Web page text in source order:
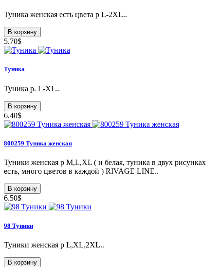
Туникa женская есть цвета р L-2XL..
В корзину
5.70$
Туника
Туника р. L-XL..
В корзину
6.40$
800259 Туникa женская
Туники женская p M,L,XL ( и белая, туника в двух рисунках
есть, много цветов в каждой ) RIVAGE LINE..
В корзину
6.50$
98 Туники
Туники женская р L,XL,2XL..
В корзину